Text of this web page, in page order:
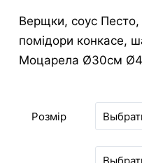
Верщки, соус
помідори конкасе,
Моцарела Ø30см
Розмір